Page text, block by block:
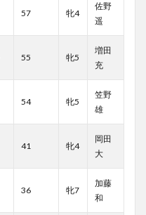
57 牝4
佐野
遥
55 牝5
増田
充
54 牝5
笠野
雄
41 牝4
岡田
大
36 牝7
加藤
和